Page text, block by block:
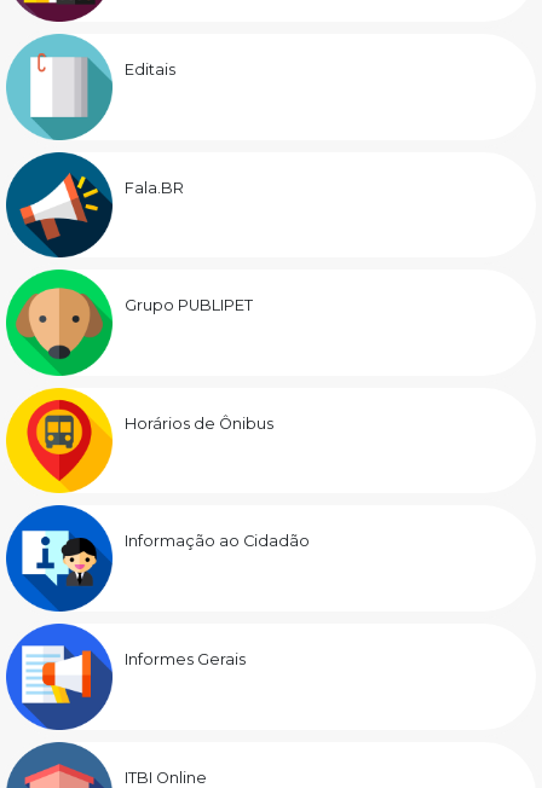
Editais
Fala.BR
Grupo PUBLIPET
Horários de Ônibus
Informação ao Cidadão
Informes Gerais
ITBI Online